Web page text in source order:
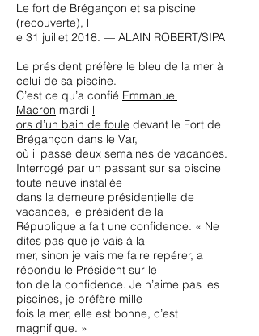
Le fort de Brégançon et sa piscine
(recouverte), l
e 31 juillet 2018. — ALAIN ROBERT/SIPA
Le président préfère le bleu de la mer à
celui de sa piscine.
C’est ce qu’a confié Emmanuel
Macron mardi l
ors d’un bain de foule devant le Fort de
Brégançon dans le Var,
où il passe deux semaines de vacances.
Interrogé par un passant sur sa piscine
toute neuve installée
dans la demeure présidentielle de
vacances, le président de la
République a fait une confidence. « Ne
dites pas que je vais à la
mer, sinon je vais me faire repérer, a
répondu le Président sur le
ton de la confidence. Je n’aime pas les
piscines, je préfère mille
fois la mer, elle est bonne, c’est
magnifique. »